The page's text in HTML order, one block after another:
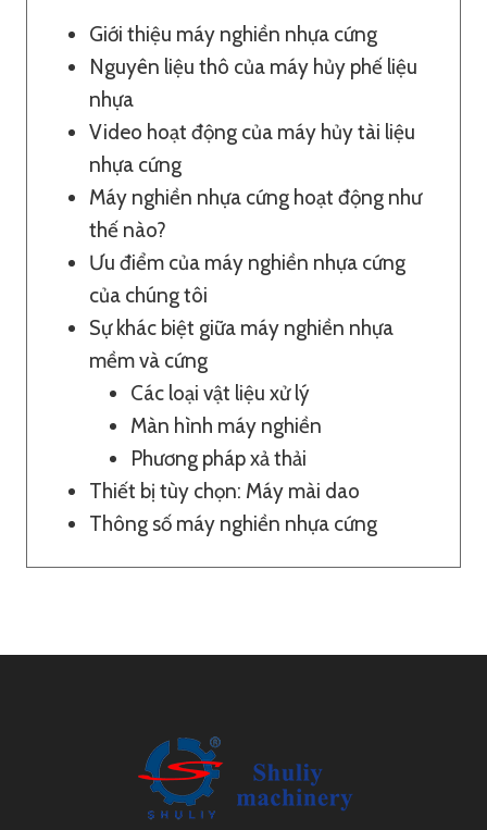
Giới thiệu máy nghiền nhựa cứng
Nguyên liệu thô của máy hủy phế liệu
nhựa
Video hoạt động của máy hủy tài liệu
nhựa cứng
Máy nghiền nhựa cứng hoạt động như
thế nào?
Ưu điểm của máy nghiền nhựa cứng
của chúng tôi
Sự khác biệt giữa máy nghiền nhựa
mềm và cứng
Các loại vật liệu xử lý
Màn hình máy nghiền
Phương pháp xả thải
Thiết bị tùy chọn: Máy mài dao
Thông số máy nghiền nhựa cứng